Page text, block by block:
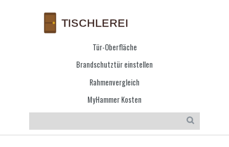
Tür-Oberfläche
Brandschutztür einstellen
Rahmenvergleich
MyHammer Kosten